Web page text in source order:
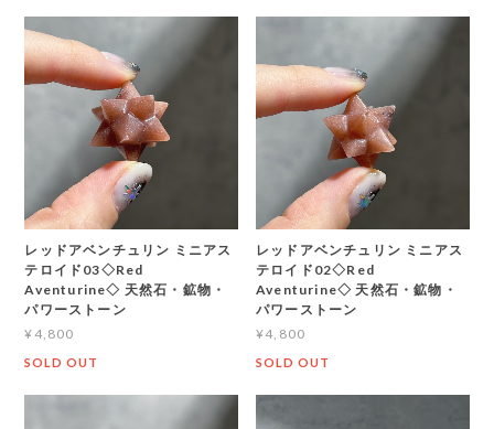
レッドアベンチュリン ミニアス
テロイド03◇Red
Aventurine◇ 天然石・鉱物・
パワーストーン
¥4,800
SOLD OUT
レッドアベンチュリン ミニアス
テロイド02◇Red
Aventurine◇ 天然石・鉱物・
パワーストーン
¥4,800
SOLD OUT